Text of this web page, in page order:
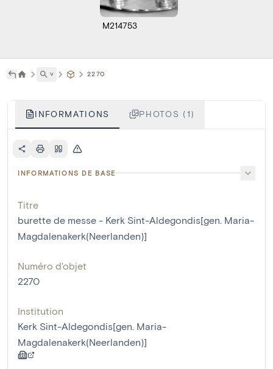
M214753
˅ 2270
INFORMATIONS PHOTOS (1)
INFORMATIONS DE BASE
Titre
burette de messe - Kerk Sint-Aldegondis[gen. Maria-
Magdalenakerk(Neerlanden)]
Numéro d'objet
2270
Institution
Kerk Sint-Aldegondis[gen. Maria-
Magdalenakerk(Neerlanden)]